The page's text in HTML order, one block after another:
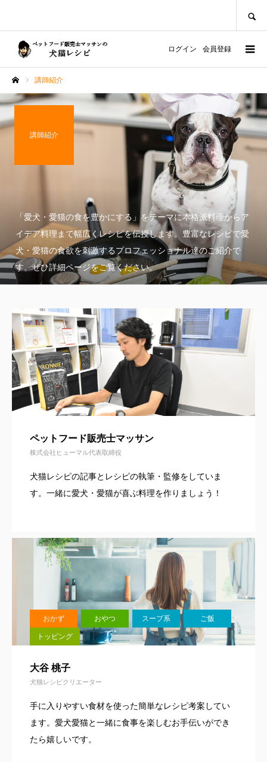
ログイン 会員登録
講師紹介
講師紹介
「愛犬・愛猫の食を豊かにする」をテーマに本格派料理からア
イデア料理まで幅広くレシピを伝授します。豊富なレシピで愛
犬・愛猫の食欲を刺激するプロフェッショナル達のご紹介で
す。ぜひ詳細ページをご覧ください。
ペットフード販売士マッサン
株式会社ヒューマル代表取締役
犬猫レシピの記事とレシピの執筆・監修をしていま
す。一緒に愛犬・愛猫が喜ぶ料理を作りましょう！
おかず おやつ スープ系 ご飯
トッピング
大谷 桃子
犬猫レシピクリエーター
手に入りやすい食材を使った簡単なレシピ考案してい
ます。愛犬愛猫と一緒に食事を楽しむお手伝いができ
たら嬉しいです。